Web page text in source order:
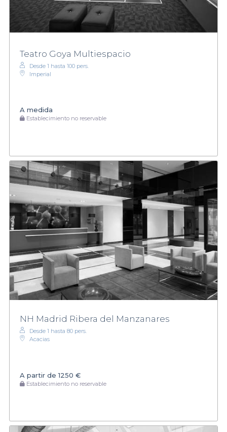
Teatro Goya Multiespacio
Desde 1 hasta 100 pers.
Imperial
A medida
Establecimiento no reservable
NH Madrid Ribera del Manzanares
Desde 1 hasta 80 pers.
Acacias
A partir de1250 €
Establecimiento no reservable